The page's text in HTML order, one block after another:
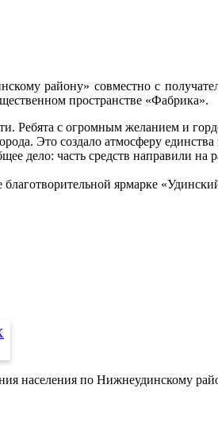
району» совместно с
пространстве «Фабрика».
Ребята с огромным желанием и
Это создало атмосферу
дело: часть средств направили на
ярмарке
населения по Нижнеудинскому